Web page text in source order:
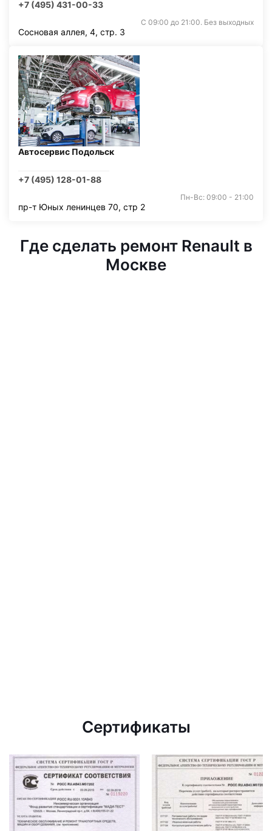
+7 (495) 431-00-33
С 09:00 до 21:00. Без выходных
Сосновая аллея, 4, стр. 3
Автосервис Подольск
+7 (495) 128-01-88
Пн-Вс: 09:00 - 21:00
пр-т Юных ленинцев 70, стр 2
Где сделать ремонт Renault в
Москве
Сертификаты